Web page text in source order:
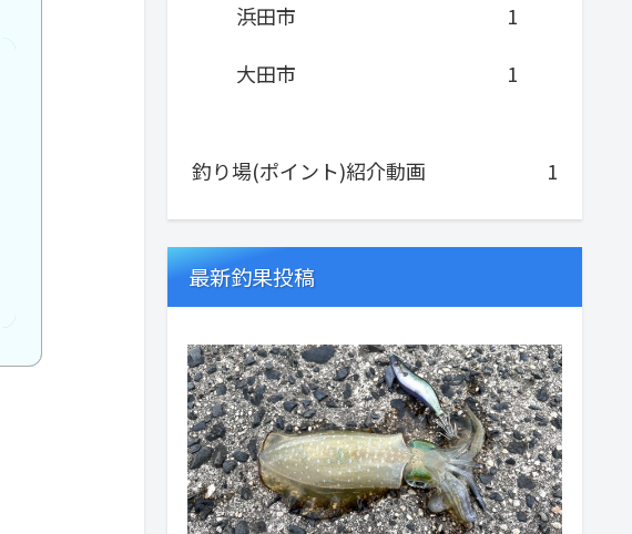
浜田市
1
大田市
1
釣り場(ポイント)紹介動画 1
最新釣果投稿